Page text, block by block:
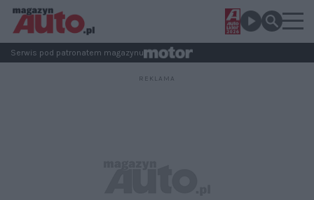
Serwis pod patronatem magazynu